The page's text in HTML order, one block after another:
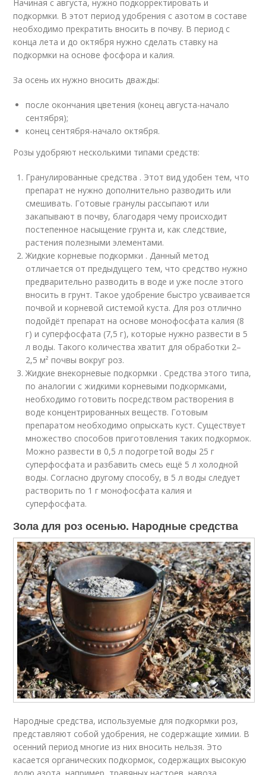
Начиная с августа, нужно подкорректировать и
подкормки. В этот период удобрения с азотом в составе
необходимо прекратить вносить в почву. В период с
конца лета и до октября нужно сделать ставку на
подкормки на основе фосфора и калия.
За осень их нужно вносить дважды:
после окончания цветения (конец августа-начало
сентября);
конец сентября-начало октября.
Розы удобряют несколькими типами средств:
Гранулированные средства . Этот вид удобен тем, что
препарат не нужно дополнительно разводить или
смешивать. Готовые гранулы рассыпают или
закапывают в почву, благодаря чему происходит
постепенное насыщение грунта и, как следствие,
растения полезными элементами.
Жидкие корневые подкормки . Данный метод
отличается от предыдущего тем, что средство нужно
предварительно разводить в воде и уже после этого
вносить в грунт. Такое удобрение быстро усваивается
почвой и корневой системой куста. Для роз отлично
подойдёт препарат на основе монофосфата калия (8
г) и суперфосфата (7,5 г), которые нужно развести в 5
л воды. Такого количества хватит для обработки 2–
2,5 м² почвы вокруг роз.
Жидкие внекорневые подкормки . Средства этого типа,
по аналогии с жидкими корневыми подкормками,
необходимо готовить посредством растворения в
воде концентрированных веществ. Готовым
препаратом необходимо опрыскать куст. Существует
множество способов приготовления таких подкормок.
Можно развести в 0,5 л подогретой воды 25 г
суперфосфата и разбавить смесь ещё 5 л холодной
воды. Согласно другому способу, в 5 л воды следует
растворить по 1 г монофосфата калия и
суперфосфата.
Зола для роз осенью. Народные средства
Народные средства, используемые для подкормки роз,
представляют собой удобрения, не содержащие химии. В
осенний период многие из них вносить нельзя. Это
касается органических подкормок, содержащих высокую